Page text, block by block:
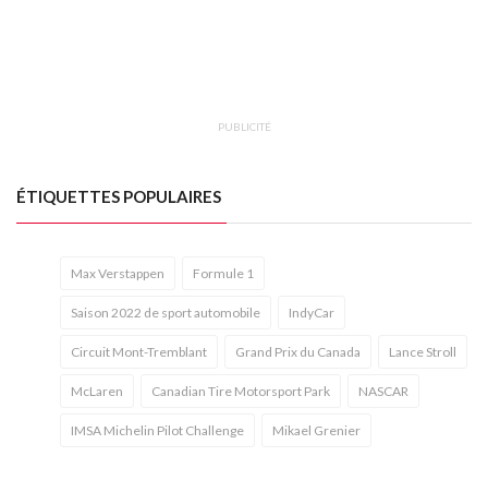
PUBLICITÉ
ÉTIQUETTES POPULAIRES
Max Verstappen Formule 1
Saison 2022 de sport automobile IndyCar
Circuit Mont-Tremblant Grand Prix du Canada Lance Stroll
McLaren Canadian Tire Motorsport Park NASCAR
IMSA Michelin Pilot Challenge Mikael Grenier